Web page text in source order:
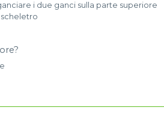
i due ganci sulla parte superiore